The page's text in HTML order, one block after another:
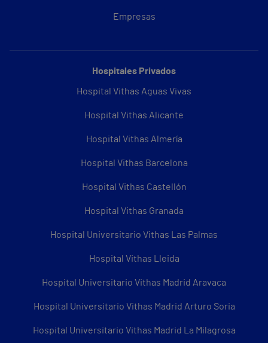
Empresas
Hospitales Privados
Hospital Vithas Aguas Vivas
Hospital Vithas Alicante
Hospital Vithas Almería
Hospital Vithas Barcelona
Hospital Vithas Castellón
Hospital Vithas Granada
Hospital Universitario Vithas Las Palmas
Hospital Vithas Lleida
Hospital Universitario Vithas Madrid Aravaca
Hospital Universitario Vithas Madrid Arturo Soria
Hospital Universitario Vithas Madrid La Milagrosa